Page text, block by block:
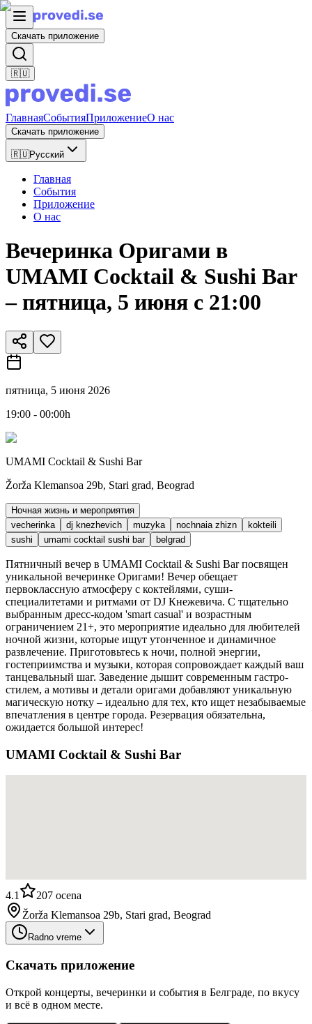
Скачать приложение
🇷🇺
ГлавнаяСобытияПриложениеО нас
Скачать приложение
🇷🇺Русский
Главная
События
Приложение
О нас
Вечеринка Оригами в
UMAMI Cocktail & Sushi Bar
– пятница, 5 июня с 21:00
пятница, 5 июня 2026
19:00 - 00:00h
UMAMI Cocktail & Sushi Bar
Žorža Klemansoa 29b, Stari grad, Beograd
Ночная жизнь и мероприятия
vecherinka
dj knezhevich muzyka nochnaia zhizn
kokteili
sushi
umami cocktail sushi bar belgrad
Пятничный вечер в UMAMI Cocktail & Sushi Bar посвящен
уникальной вечеринке Оригами! Вечер обещает
первоклассную атмосферу с коктейлями, суши-
специалитетами и ритмами от DJ Кнежевича. С тщательно
выбранным дресс-кодом 'smart casual' и возрастным
ограничением 21+, это мероприятие идеально для любителей
ночной жизни, которые ищут утонченное и динамичное
развлечение. Приготовьтесь к ночи, полной энергии,
гостеприимства и музыки, которая сопровождает каждый ваш
танцевальный шаг. Заведение дышит современным гастро-
стилем, а мотивы и детали оригами добавляют уникальную
магическую нотку – идеально для тех, кто ищет незабываемые
впечатления в центре города. Резервация обязательна,
ожидается большой интерес!
UMAMI Cocktail & Sushi Bar
4.1 207 ocena
Žorža Klemansoa 29b, Stari grad, Beograd
Radno vreme
Скачать приложение
Открой концерты, вечеринки и события в Белграде, по вкусу
и всё в одном месте.